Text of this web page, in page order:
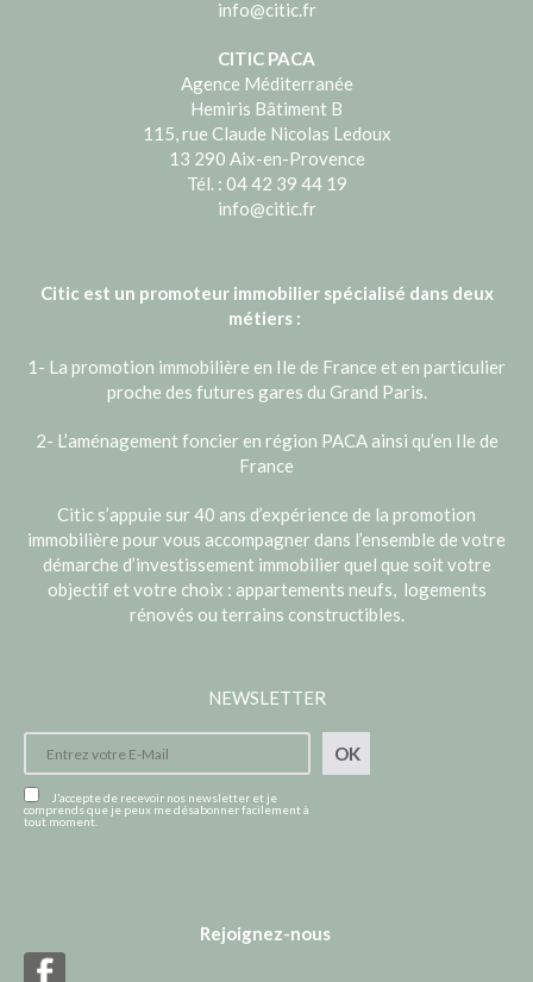
info@citic.fr
CITIC PACA
Agence Méditerranée
Hemiris Bâtiment B
115, rue Claude Nicolas Ledoux
13 290 Aix-en-Provence
Tél. : 04 42 39 44 19
info@citic.fr
Citic est un promoteur immobilier spécialisé dans deux
métiers :
1- La promotion immobilière en Ile de France et en particulier
proche des futures gares du Grand Paris.
2- L’aménagement foncier en région PACA ainsi qu’en Ile de
France
Citic s’appuie sur 40 ans d’expérience de la promotion
immobilière pour vous accompagner dans l’ensemble de votre
démarche d’investissement immobilier quel que soit votre
objectif et votre choix : appartements neufs, logements
rénovés ou terrains constructibles.
NEWSLETTER
J’accepte de recevoir nos newsletter et je
comprends que je peux me désabonner facilement à
tout moment.
OK
Rejoignez-nous